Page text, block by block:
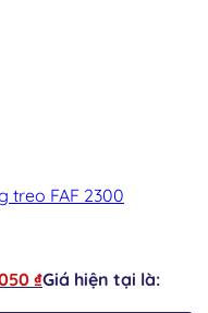
treo FAF 2300
₫Giá hiện tại là: